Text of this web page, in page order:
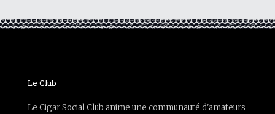
Le Club
Le Cigar Social Club anime une communauté d'amateurs